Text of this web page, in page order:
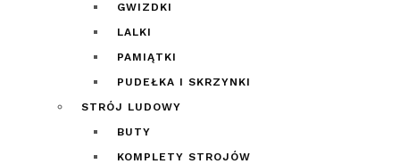
GWIZDKI
LALKI
PAMIĄTKI
PUDEŁKA I SKRZYNKI
STRÓJ LUDOWY
BUTY
KOMPLETY STROJÓW